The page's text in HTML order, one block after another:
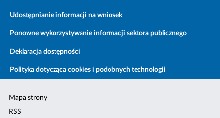
Udostępnianie informacji na wniosek
Ponowne wykorzystywanie informacji sektora publicznego
Deklaracja dostępności
Polityka dotycząca cookies i podobnych technologii
Mapa strony
RSS